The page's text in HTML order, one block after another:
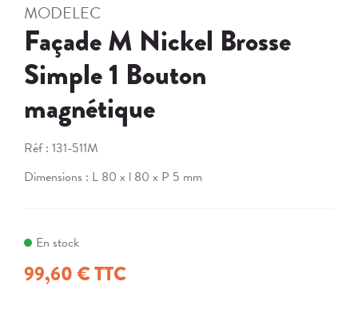
MODELEC
Façade M Nickel Brosse
Simple 1 Bouton
magnétique
Réf : 131-511M
Dimensions : L 80 x l 80 x P 5 mm
En stock
99,60 € TTC